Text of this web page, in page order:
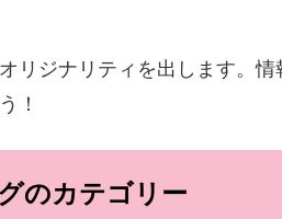
リジナリティを出します。
！
のカテゴリー